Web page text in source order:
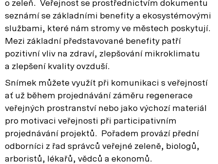
o zeleň. Veřejnost se prostřednictvím dokumentu
seznámí se základními benefity a ekosystémovými
službami, které nám stromy ve městech poskytují.
Mezi základní představované benefity patří
pozitivní vliv na zdraví, zlepšování mikroklimatu
a zlepšení kvality ovzduší.
Snímek můžete využít při komunikaci s veřejností
ať už během projednávání záměru regenerace
veřejných prostranství nebo jako výchozí materiál
pro motivaci veřejnosti při participativním
projednávání projektů. Pořadem provází přední
odborníci z řad správců veřejné zeleně, biologů,
arboristů, lékařů, vědců a ekonomů.